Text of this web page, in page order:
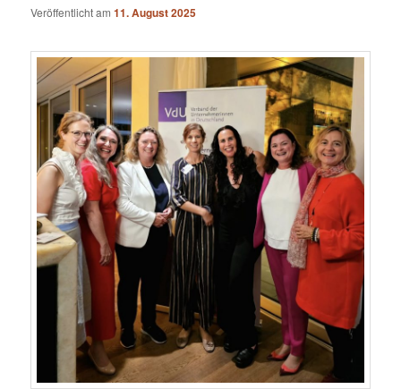
Veröffentlicht am11. August 2025